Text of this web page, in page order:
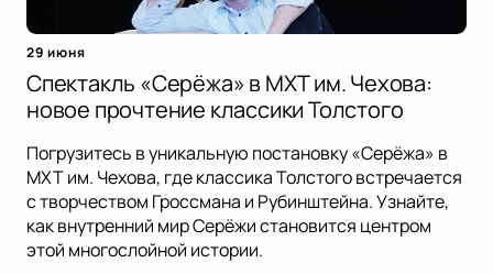
29 июня
Спектакль «Серёжа» в МХТ им. Чехова:
новое прочтение классики Толстого
Погрузитесь в уникальную постановку «Серёжа» в
МХТ им. Чехова, где классика Толстого встречается
с творчеством Гроссмана и Рубинштейна. Узнайте,
как внутренний мир Серёжи становится центром
этой многослойной истории.